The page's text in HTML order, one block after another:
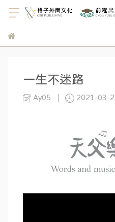
一生不迷路
Ay05 2021-03-